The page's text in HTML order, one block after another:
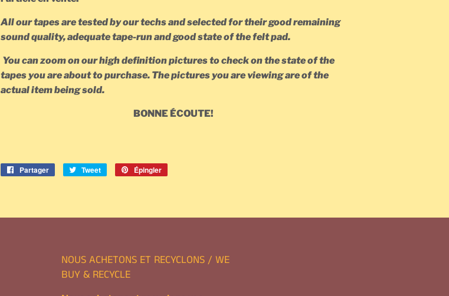
All our tapes are tested by our techs and selected for their good remaining
sound quality, adequate tape-run and good state of the felt pad.
You can zoom on our high definition pictures to check on the state of the
tapes you are about to purchase. The pictures you are viewing are of the
actual item being sold.
BONNE ÉCOUTE!
Partager
PartagerTweet
Tweeter
Épingler
NOUS ACHETONS ET RECYCLONS / WE
BUY & RECYCLE